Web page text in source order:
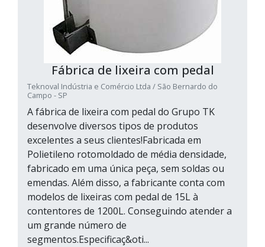
Fábrica de lixeira com pedal
Teknoval Indústria e Comércio Ltda / São Bernardo do
Campo - SP
A fábrica de lixeira com pedal do Grupo TK
desenvolve diversos tipos de produtos
excelentes a seus clientes!Fabricada em
Polietileno rotomoldado de média densidade,
fabricado em uma única peça, sem soldas ou
emendas. Além disso, a fabricante conta com
modelos de lixeiras com pedal de 15L à
contentores de 1200L. Conseguindo atender a
um grande número de
segmentos.Especificaç&oti...